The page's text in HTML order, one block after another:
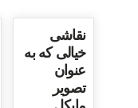
نقاشی
خیالی که به
عنوان
تصویر